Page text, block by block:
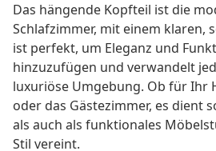
Das hängende Kopfteil ist die
Schlafzimmer, mit einem klaren,
ist perfekt, um Eleganz und
hinzuzufügen und verwandelt
luxuriöse Umgebung. Ob für Ihr
oder das Gästezimmer, es dient
als auch als funktionales
Stil vereint.